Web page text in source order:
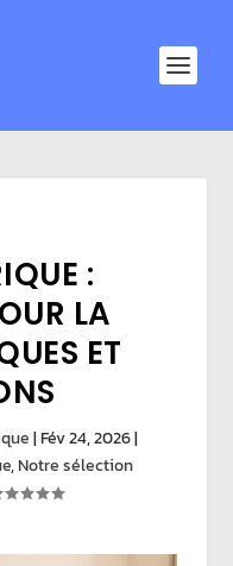
:
LA
ET
|Fév 24, 2026|
,Notre sélection